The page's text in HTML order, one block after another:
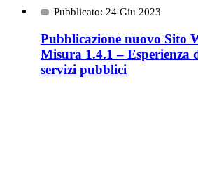
Pubblicato: 24 Giu 2023
Pubblicazione nuovo Sito
Misura 1.4.1 – Esperienza
servizi pubblici